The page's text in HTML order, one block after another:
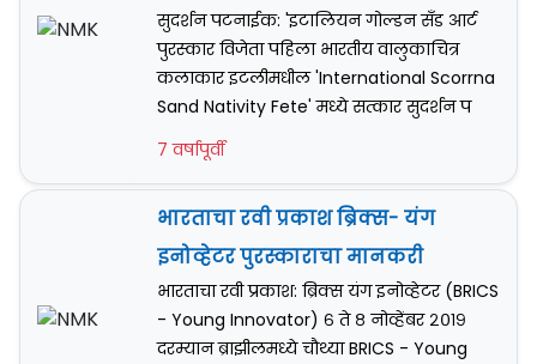
सुदर्शन पटनाईक: 'इटालियन गोल्डन सँड आर्ट
पुरस्कार विजेता पहिला भारतीय वालुकाचित्र
कलाकार इटलीमधील 'International Scorrna
Sand Nativity Fete' मध्ये सत्कार सुदर्शन प
7 वर्षापूर्वी
भारताचा रवी प्रकाश ब्रिक्स- यंग
इनोव्हेटर पुरस्काराचा मानकरी
भारताचा रवी प्रकाश: ब्रिक्स यंग इनोव्हेटर (BRICS
- Young Innovator) ६ ते ८ नोव्हेंबर २०१९
दरम्यान ब्राझीलमध्ये चौथ्या BRICS - Young